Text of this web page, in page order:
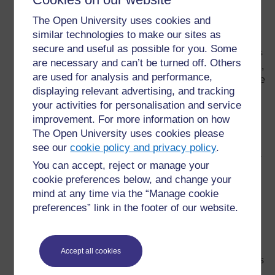
The Open University uses cookies and
similar technologies to make our sites as
secure and useful as possible for you. Some
are necessary and can’t be turned off. Others
are used for analysis and performance,
displaying relevant advertising, and tracking
your activities for personalisation and service
improvement. For more information on how
The Open University uses cookies please
see ourcookie policy and privacy policy.
You can accept, reject or manage your
cookie preferences below, and change your
mind at any time via the “Manage cookie
preferences” link in the footer of our website.
Accept all cookies
votre programme ou votre plan de travail sur les
semaines à venir – cela pourrait-être éventuellement
l'un de ceux que vous jugez particulièrement difficiles
à enseigner ou bien que vos élèves trouvent difficiles,
ou encore une nouvelle méthode d'enseignement que
vous souhaiteriez essayer. (D’importantes méthodes
d’enseignement actif se trouvent à la fin de ce guide.
Trouvez et examinez le matériel TESSA approprié
pour identifier les sections qui correspondent avec le
thème, le sujet ou la compétence choisis. Il vous sera
peut-être utile de consulter le plan du site, ou bien
d'utiliser l’outil de recherche, si vous avez accès à
l’internet.
Interrogez-vous sur ce que vous-même, en tant
enseigner votre sujet ou thème.
Lisez les activités TESSA ainsi que les études de cas